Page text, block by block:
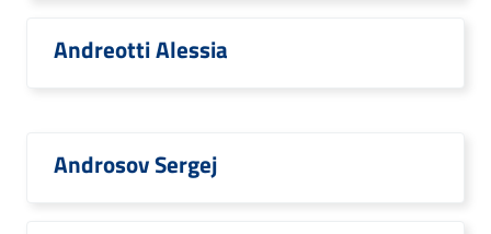
Andreotti Alessia
Androsov Sergej